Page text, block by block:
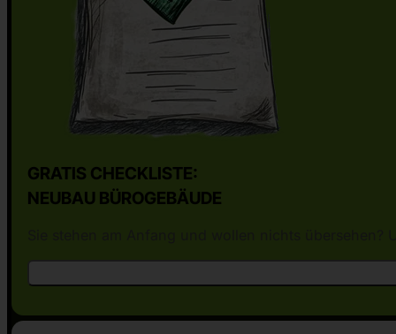
GRATIS CHECKLISTE:
NEUBAU BÜROGEBÄUDE